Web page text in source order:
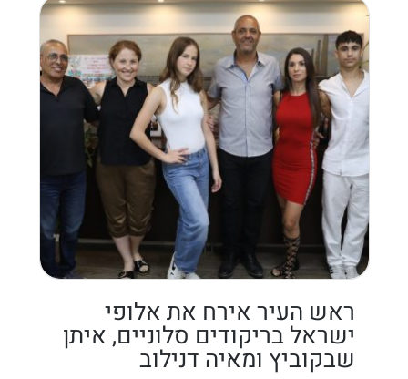
ראש העיר אירח את אלופי
ישראל בריקודים סלוניים, איתן
שבקוביץ ומאיה דנילוב